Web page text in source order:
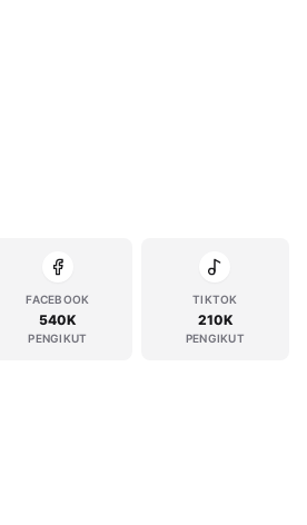
FACEBOOK
540K
PENGIKUT
TIKTOK
210K
PENGIKUT